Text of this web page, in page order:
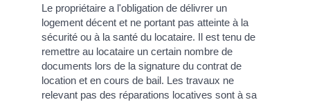
Le propriétaire a l'obligation de délivrer un
logement décent et ne portant pas atteinte à la
sécurité ou à la santé du locataire. Il est tenu de
remettre au locataire un certain nombre de
documents lors de la signature du contrat de
location et en cours de bail. Les travaux ne
relevant pas des réparations locatives sont à sa